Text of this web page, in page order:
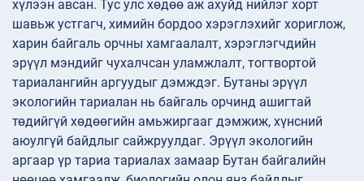
хүлээн авсан. Тус улс хөдөө аж ахуйд нийлэг хорт
шавьж устгагч, химийн бордоо хэрэглэхийг хориглож,
харин байгаль орчны хамгаалалт, хэрэглэгчдийн
эрүүл мэндийг чухалчсан уламжлалт, тогтвортой
тариалангийн аргуудыг дэмждэг. Бутаны эрүүл
экологийн тариалан нь байгаль орчинд ашигтай
төдийгүй хөдөөгийн амьжиргааг дэмжиж, хүнсний
аюулгүй байдлыг сайжруулдаг. Эрүүл экологийн
аргаар үр тариа тариалах замаар Бутан байгалийн